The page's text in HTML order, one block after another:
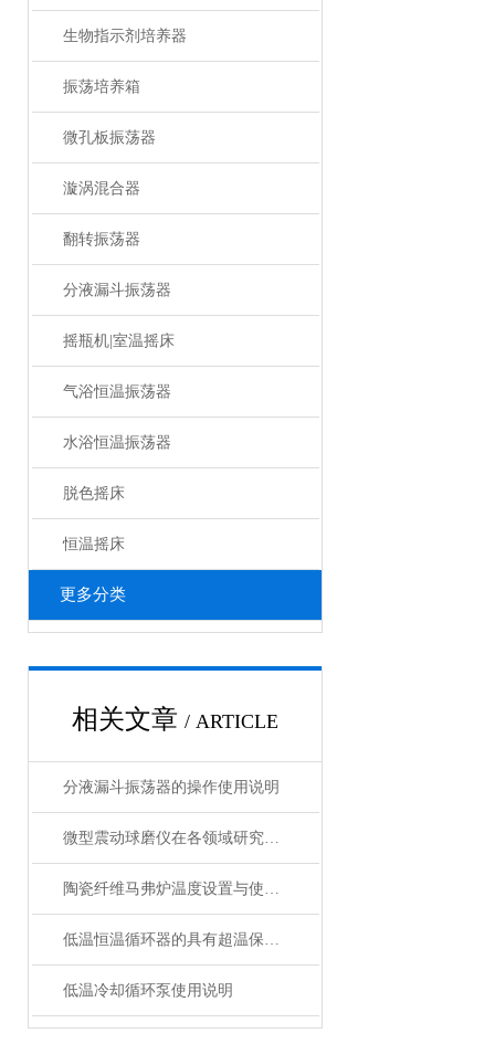
生物指示剂培养器
振荡培养箱
微孔板振荡器
漩涡混合器
翻转振荡器
分液漏斗振荡器
摇瓶机|室温摇床
气浴恒温振荡器
水浴恒温振荡器
脱色摇床
恒温摇床
更多分类
相关文章 / ARTICLE
分液漏斗振荡器的操作使用说明
微型震动球磨仪在各领域研究中的应用
陶瓷纤维马弗炉温度设置与使用方法
低温恒温循环器的具有超温保护，传感器异常保护功能
低温冷却循环泵使用说明